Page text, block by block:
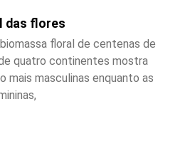
das flores
floral de centenas de
quatro continentes mostra
mais masculinas enquanto as